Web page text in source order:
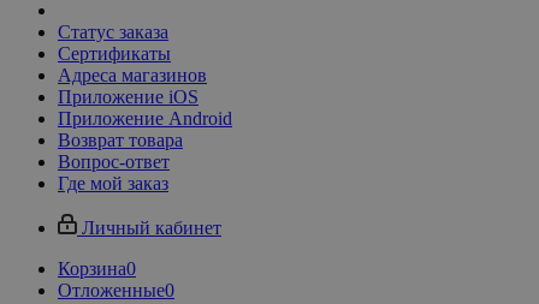
Статус заказа
Сертификаты
Адреса магазинов
Приложение iOS
Приложение Android
Возврат товара
Вопрос-ответ
Где мой заказ
Личный кабинет
Корзина0
Отложенные0